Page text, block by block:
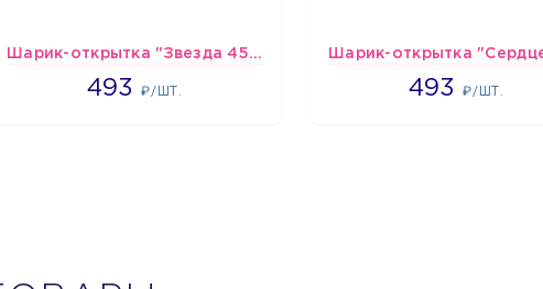
Шарик-открытка "Звезда 45 см" №1
493₽/ШТ.
493
493₽/ШТ.
493